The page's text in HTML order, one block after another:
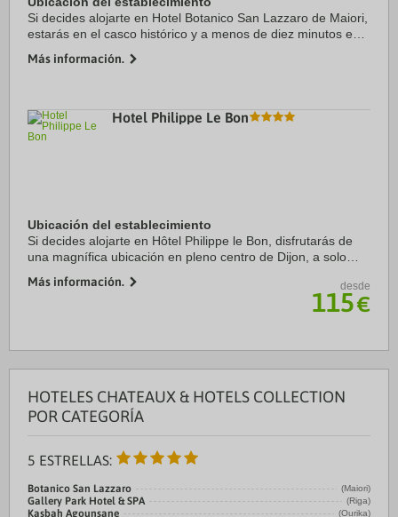
Si decides alojarte en Hotel Botanico San Lazzaro de Maiori,
estarás en el casco histórico y a menos de diez minutos en
este hotel de playa se ...
Más información.
Hotel Philippe Le Bon
Ubicación del establecimiento
Si decides alojarte en Hôtel Philippe le Bon, disfrutarás de
una magnífica ubicación en pleno centro de Dijon, a solo
Arte Sacro. Además, este hotel ...
Más información. desde
115€
HOTELES CHATEAUX & HOTELS COLLECTION
POR CATEGORÍA
5 ESTRELLAS:
Botanico San Lazzaro (Maiori)
Gallery Park Hotel & SPA (Riga)
Kasbah Agounsane (Ourika)